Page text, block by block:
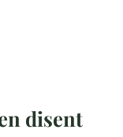
disent